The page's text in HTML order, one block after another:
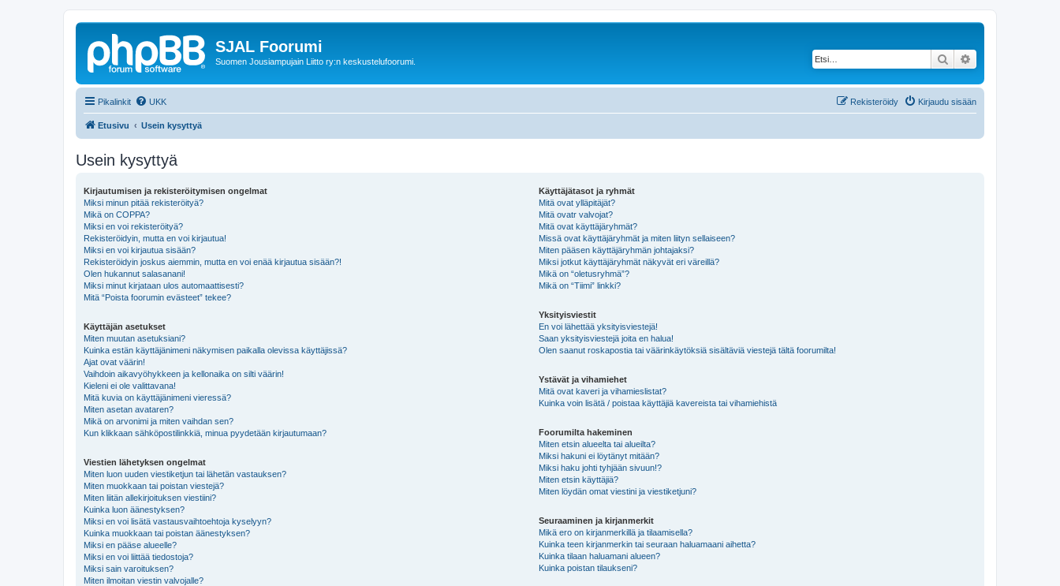
SJAL Foorumi
Suomen Jousiampujain Liitto ry:n keskustelufoorumi. Etsi
Pikalinkit UKK Kirjaudu sisään
Rekisteröidy
Etusivu Usein kysyttyä
Usein kysyttyä
Kirjautumisen ja rekisteröitymisen ongelmat
Miksi minun pitää rekisteröityä?
Mikä on COPPA?
Miksi en voi rekisteröityä?
Rekisteröidyin, mutta en voi kirjautua!
Miksi en voi kirjautua sisään?
Rekisteröidyin joskus aiemmin, mutta en voi enää kirjautua sisään?!
Olen hukannut salasanani!
Miksi minut kirjataan ulos automaattisesti?
Mitä “Poista foorumin evästeet” tekee?
Käyttäjän asetukset
Miten muutan asetuksiani?
Kuinka estän käyttäjänimeni näkymisen paikalla olevissa käyttäjissä?
Ajat ovat väärin!
Vaihdoin aikavyöhykkeen ja kellonaika on silti väärin!
Kieleni ei ole valittavana!
Mitä kuvia on käyttäjänimeni vieressä?
Miten asetan avataren?
Mikä on arvonimi ja miten vaihdan sen?
Kun klikkaan sähköpostilinkkiä, minua pyydetään kirjautumaan?
Viestien lähetyksen ongelmat
Miten luon uuden viestiketjun tai lähetän vastauksen?
Miten muokkaan tai poistan viestejä?
Miten liitän allekirjoituksen viestiini?
Kuinka luon äänestyksen?
Miksi en voi lisätä vastausvaihtoehtoja kyselyyn?
Kuinka muokkaan tai poistan äänestyksen?
Miksi en pääse alueelle?
Miksi en voi liittää tiedostoja?
Miksi sain varoituksen?
Miten ilmoitan viestin valvojalle?
Käyttäjätasot ja ryhmät
Mitä ovat ylläpitäjät?
Mitä ovatr valvojat?
Mitä ovat käyttäjäryhmät?
Missä ovat käyttäjäryhmät ja miten liityn sellaiseen?
Miten pääsen käyttäjäryhmän johtajaksi?
Miksi jotkut käyttäjäryhmät näkyvät eri väreillä?
Mikä on “oletusryhmä”?
Mikä on “Tiimi” linkki?
Yksityisviestit
En voi lähettää yksityisviestejä!
Saan yksityisviestejä joita en halua!
Olen saanut roskapostia tai väärinkäytöksiä sisältäviä viestejä tältä foorumilta!
Ystävät ja vihamiehet
Mitä ovat kaveri ja vihamieslistat?
Kuinka voin lisätä / poistaa käyttäjiä kavereista tai vihamiehistä
Foorumilta hakeminen
Miten etsin alueelta tai alueilta?
Miksi hakuni ei löytänyt mitään?
Miksi haku johti tyhjään sivuun!?
Miten etsin käyttäjiä?
Miten löydän omat viestini ja viestiketjuni?
Seuraaminen ja kirjanmerkit
Mikä ero on kirjanmerkillä ja tilaamisella?
Kuinka teen kirjanmerkin tai seuraan haluamaani aihetta?
Kuinka tilaan haluamani alueen?
Kuinka poistan tilaukseni?